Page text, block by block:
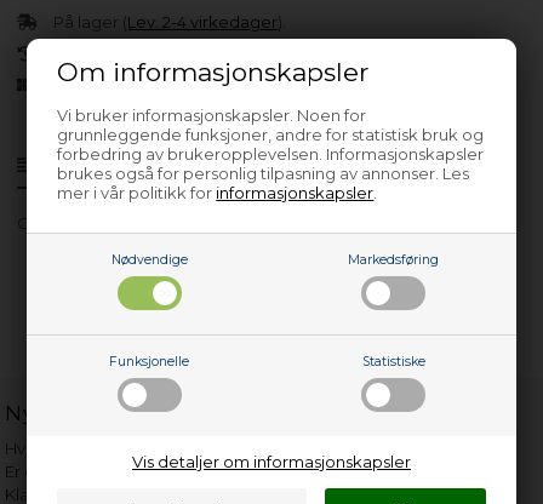
Om informasjonskapsler
Vi bruker informasjonskapsler. Noen for
grunnleggende funksjoner, andre for statistisk bruk og
forbedring av brukeropplevelsen. Informasjonskapsler
brukes også for personlig tilpasning av annonser. Les
mer i vår politikk for informasjonskapsler
Nødvendige Markedsføring
Funksjonelle Statistiske
Vis detaljer om informasjonskapsler
Produktinfo Spørsmål om varen?
CIP 156550 X
På lager (Lev. 2-4 virkedager).
Siden 2013
Nyttige lenker
Hvor gammelt er apparatet mitt?
Er det verdt å reparere?
Klage på bassengrobot